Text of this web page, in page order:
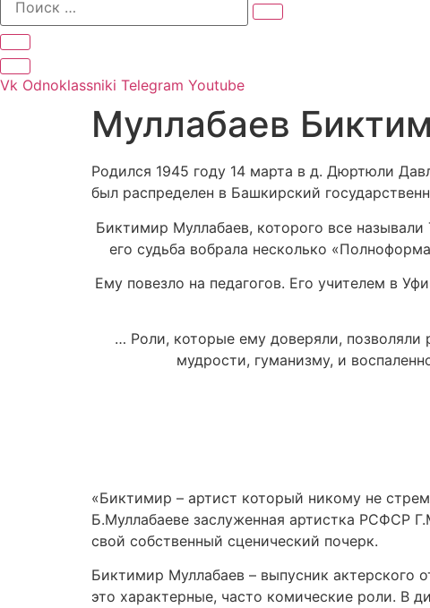
Vk Odnoklassniki Telegram Youtube
Муллабаев
Родился 1945 году 14 марта в д. Дюртюли
был распределен в Башкирский
Биктимир Муллабаев, которого все
его судьба вобрала несколько
Ему повезло на педагогов. Его учителем в
… Роли, которые ему доверяли,
мудрости, гуманизму, и
«Биктимир – артист который никому не
Б.Муллабаеве заслуженная артистка РСФСР
свой собственный сценический почерк.
Биктимир Муллабаев – выпусник актерского
это характерные, часто комические роли. В